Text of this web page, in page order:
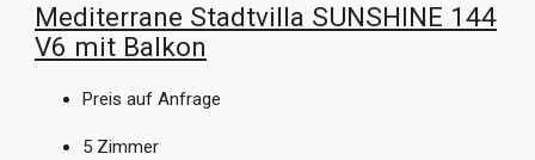
Mediterrane Stadtvilla SUNSHINE 144
V6 mit Balkon
Preis auf Anfrage
5 Zimmer